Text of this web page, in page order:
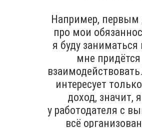
Например,
про мои
я буду заниматься
мне
интересует
доход, значит,
у работодателя с
всё